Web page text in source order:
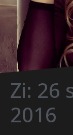
Zi: 26
2016